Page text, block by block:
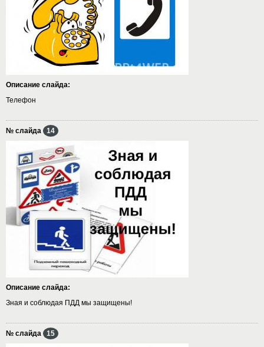
Описание слайда:
Телефон
№ слайда 14
Описание слайда:
Зная и соблюдая ПДД мы защищены!
№ слайда 15